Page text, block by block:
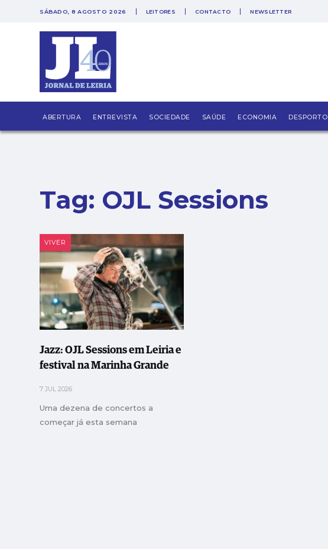
SÁBADO, 8 AGOSTO 2026 LEITORES CONTACTO NEWSLETTER
ABERTURA ENTREVISTA SOCIEDADE SAÚDE ECONOMIA DESPORTO
Tag: OJL Sessions
VIVER
Jazz: OJL Sessions em Leiria e
festival na Marinha Grande
7 JUL 2026
Uma dezena de concertos a
começar já esta semana